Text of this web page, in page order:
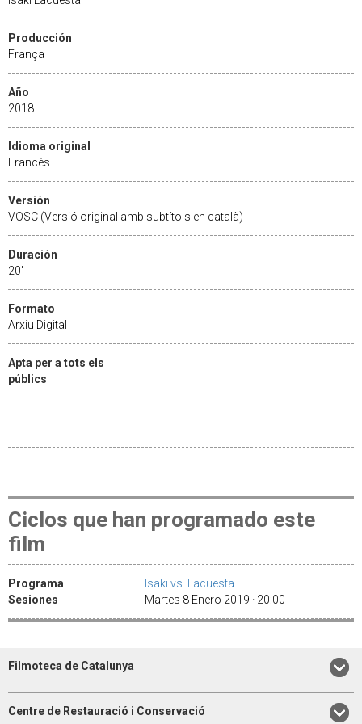
Producción
França
Año
2018
Idioma original
Francès
Versión
VOSC (Versió original amb subtítols en català)
Duración
20'
Formato
Arxiu Digital
Apta per a tots els
públics
Ciclos que han programado este
film
Programa
Isaki vs. Lacuesta
Sesiones
Martes 8 Enero 2019 · 20:00
Filmoteca de Catalunya
Centre de Restauració i Conservació